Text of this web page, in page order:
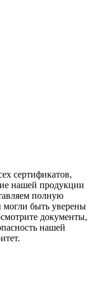
сертификатов,
нашей продукции
полную
быть уверены
документы,
нашей